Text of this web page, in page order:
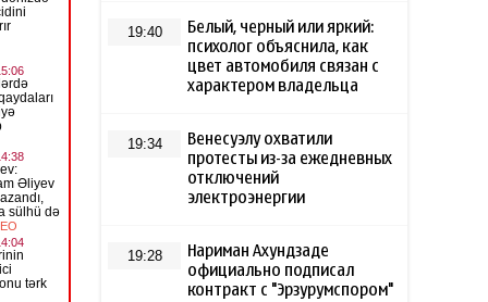
19:40
Белый, черный или яркий:
психолог объяснила, как
цвет автомобиля связан с
характером владельца
19:34
Венесуэлу охватили
протесты из-за ежедневных
отключений
электроэнергии
19:28
Нариман Ахундзаде
официально подписал
контракт с "Эрзурумспором"